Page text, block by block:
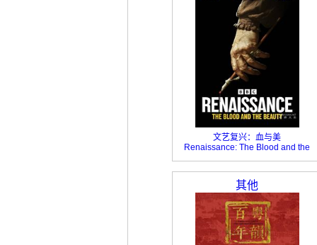
文艺复兴：血与美
Renaissance: The Blood and the
其他